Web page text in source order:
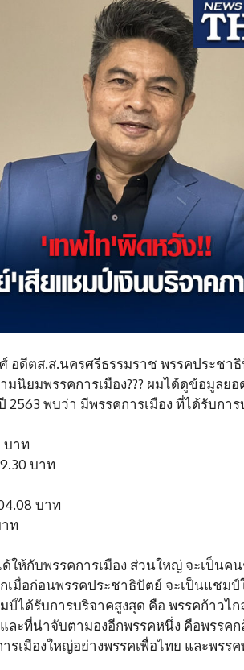
ศ์ อดีตส.ส.นครศรีธรรมราช พรรคประช
นิยมพรรคการเมือง??? ผมได้ดูข้อมูลยอ
2563 พบว่า มีพรรคการเมือง ที่ได้รับกา
บาท
บาท
บาท
ท
ให้กับพรรคการเมือง ส่วนใหญ่ จะเป็นค
มื่อก่อนพรรคประชาธิปัตย์ จะเป็นแชมป์
ได้รับการบริจาคสูงสุด คือ พรรคก้าวไก
ละที่น่าจับตามองอีกพรรคหนึ่ง คือพรรค
รเมืองใหญ่อย่างพรรคเพื่อไทย และพรร